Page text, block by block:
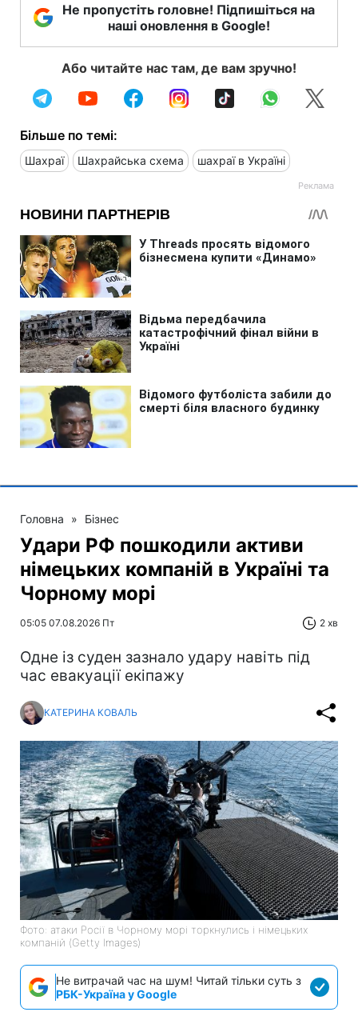
Не пропустіть головне! Підпишіться на
наші оновлення в Google!
Або читайте нас там, де вам зручно!
Більше по темі:
Шахраї Шахрайська схема шахраї в Україні
Головна » Бізнес
Удари РФ пошкодили активи
німецьких компаній в Україні та
Чорному морі
05:05 07.08.2026 Пт 2 хв
Одне із суден зазнало удару навіть під
час евакуації екіпажу
КАТЕРИНА КОВАЛЬ
Фото: атаки Росії в Чорному морі торкнулись і німецьких
компаній (Getty Images)
Не витрачай час на шум! Читай тільки суть з
РБК-Україна у Google